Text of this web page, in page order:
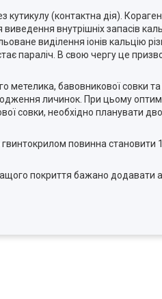
(контактна дія).
внутрішніх запасів
виділення іонів кальцію
параліч. В свою чергу це
бавовникової совки та
личинок. При цьому
совки, необхідно планувати
гвинтокрилом повинна
покриття бажано додавати